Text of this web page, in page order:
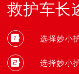
救护车长
选择妙小
选择妙小